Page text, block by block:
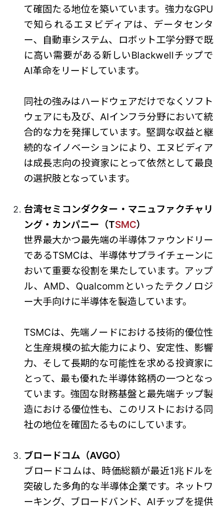
て確固たる地位を築いています。強力なGPU
で知られるエヌビディアは、データセンタ
ー、自動車システム、ロボット工学分野で既
に高い需要がある新しいBlackwellチップで
AI革命をリードしています。
同社の強みはハードウェアだけでなくソフト
ウェアにも及び、AIインフラ分野において統
合的な力を発揮しています。堅調な収益と継
続的なイノベーションにより、エヌビディア
は成長志向の投資家にとって依然として最良
の選択肢となっています。
台湾セミコンダクター・マニュファクチャリ
ング・カンパニー（TSMC）
世界最大かつ最先端の半導体ファウンドリー
であるTSMCは、半導体サプライチェーンに
おいて重要な役割を果たしています。アップ
ル、AMD、Qualcommといったテクノロジ
ー大手向けに半導体を製造しています。
TSMCは、先端ノードにおける技術的優位性
と生産規模の拡大能力により、安定性、影響
力、そして長期的な可能性を求める投資家に
とって、最も優れた半導体銘柄の一つとなっ
ています。強固な財務基盤と最先端チップ製
造における優位性も、このリストにおける同
社の地位を確固たるものにしています。
ブロードコム（AVGO）
ブロードコムは、時価総額が最近1兆ドルを
突破した多角的な半導体企業です。ネットワ
ーキング、ブロードバンド、AIチップを提供